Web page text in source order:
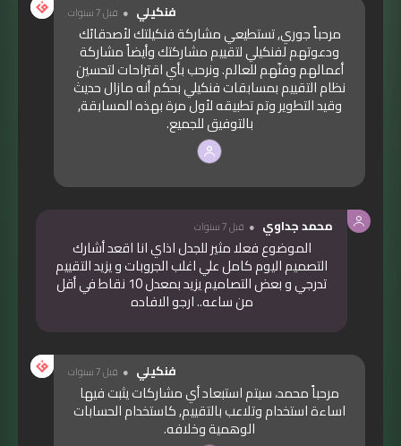
فنكيلي قبل 7 سنوات
مرحباً جوري, تستطيعي مشاركة فنكيلتك لأصدقائك
ودعوتهم لفنكيلي لتقييم مشاركتك وأيضاً مشاركة
أعمالهم وفنّهم للعالم. ونرحب بأي اقتراحات لتحسين
نظام التقييم بمسابقات فنكيلي بحكم أنه مازال حديث
وقيد التطوير وتم تطبيقه لأول مرة بهذه المسابقة,
بالتوفيق للجميع.
محمد جداوي قبل 7 سنوات
الموضوع فعلا مثير للجدل اذاي انا اقعد أشارك
التصميم اليوم كامل علي اغلب الجروبات و يزيد التقييم
تدرجي و بعض التصاميم يزيد بمعدل 10 نقاط في أقل
من ساعه.. ارجو الافاده
فنكيلي قبل 7 سنوات
مرحباً محمد، سيتم استبعاد أي مشاركات يثبت فيها
اساءة استخدام وتلاعب بالتقييم, كاستخدام الحسابات
الوهمية وخلافه.